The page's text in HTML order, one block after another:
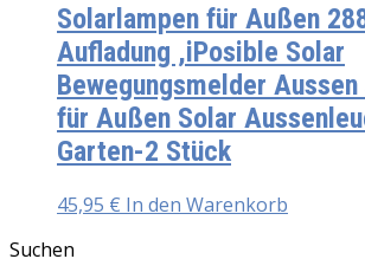
Solarlampen für Außen
Aufladung ,iPosible Solar
Bewegungsmelder
für Außen Solar
Garten-2 Stück
45,95 € In den Warenkorb
Suchen